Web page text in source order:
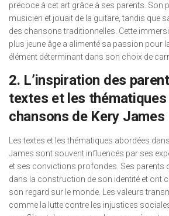
précoce à cet art grâce à ses parents. Son
musicien et jouait de la guitare, tandis que
des chansons traditionnelles. Cette
plus jeune âge a alimenté sa passion pour
élément déterminant dans son choix de
2. L’inspiration des
textes et les
chansons de Kery James
Les textes et les thématiques abordées
James sont souvent influencés par ses
et ses convictions profondes. Ses parents
dans la construction de son identité et ont
son regard sur le monde. Les valeurs
comme la lutte contre les injustices